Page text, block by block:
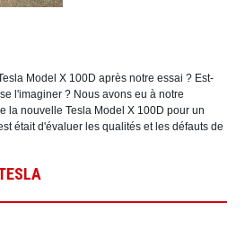
Model X 100D après notre essai ? Est-
l'imaginer ? Nous avons eu à notre
la nouvelle Tesla Model X 100D pour un
était d'évaluer les qualités et les défauts de